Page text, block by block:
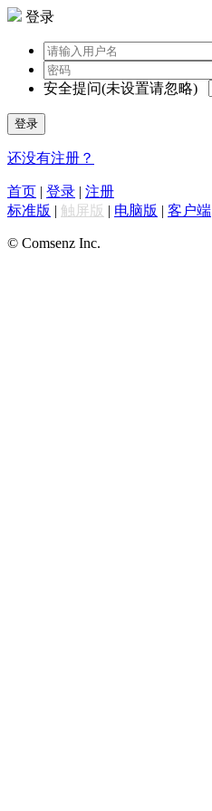
登录
安全提问(未设置请忽略)
登录
还没有注册？
首页 | 登录 | 注册
标准版 | 触屏版 | 电脑版 | 客户端
© Comsenz Inc.